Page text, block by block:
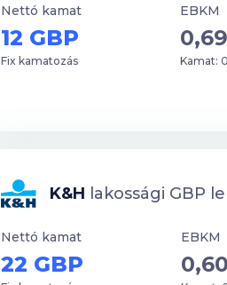
Nettó kamat
12 GBP
Fix kamatozás
EBKM
Kamat:
K&H lakossági GBP
Nettó kamat
22 GBP
EBKM